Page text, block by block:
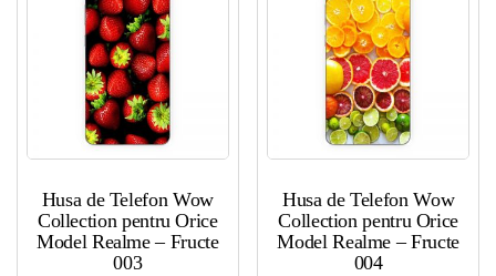
Husa de Telefon Wow
Collection pentru Orice
Model Realme – Fructe
003
Husa de Telefon Wow
Collection pentru Orice
Model Realme – Fructe
004